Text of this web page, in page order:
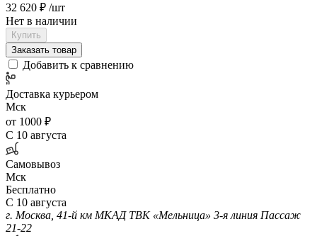
32 620 ₽ /шт
Нет в наличии
Купить
Заказать товар
Добавить к сравнению
Доставка курьером
Мск
от 1000 ₽
С 10 августа
Самовывоз
Мск
Бесплатно
С 10 августа
г. Москва, 41-й км МКАД ТВК «Мельница» 3-я линия Пассаж
21-22